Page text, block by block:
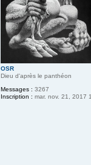
OSR
Dieu d'après le panthéon
Messages : 3267
Inscription : mar. nov. 21, 2017